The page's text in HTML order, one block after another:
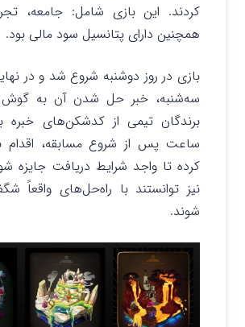
کردند. این بازی شامل: جامعه،
همچنین دارای پتانسیل سود مالی بود.
بازی در روز دوشنبه شروع شد و در
سه‌شنبه، خبر حل شدن آن به گوش
برندگان تیمی از کدشکن‌های خبره
کرده تا واجد شرایط دریافت جایزه
نیز توانستند با راه‌حل‌های واقعاً
شوند.